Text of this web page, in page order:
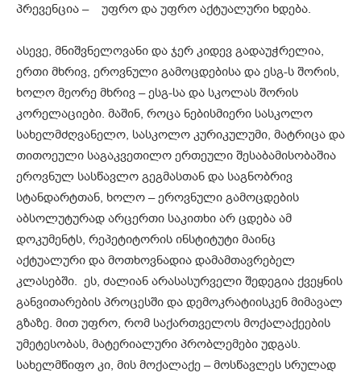
პრევენცია – უფრო და უფრო აქტუალური ხდება.
ასევე, მნიშვნელოვანი და ჯერ კიდევ გადაუჭრელია,
ერთი მხრივ, ეროვნული გამოცდებისა და ესგ-ს შორის,
ხოლო მეორე მხრივ – ესგ-სა და სკოლას შორის
კორელაციები. მაშინ, როცა ნებისმიერი სასკოლო
სახელმძღვანელო, სასკოლო კურიკულუმი, მატრიცა და
თითოეული საგაკვეთილო ერთეული შესაბამისობაშია
ეროვნულ სასწავლო გეგმასთან და საგნობრივ
სტანდარტთან, ხოლო – ეროვნული გამოცდების
აბსოლუტურად არცერთი საკითხი არ ცდება ამ
დოკუმენტს, რეპეტიტორის ინსტიტუტი მაინც
აქტუალური და მოთხოვნადია დამამთავრებელ
კლასებში. ეს, ძალიან არასასურველი შედეგია ქვეყნის
განვითარების პროცესში და დემოკრატიისკენ მიმავალ
გზაზე. მით უფრო, რომ საქართველოს მოქალაქეების
უმეტესობას, მატერიალური პრობლემები უდგას.
სახელმწიფო კი, მის მოქალაქე – მოსწავლეს სრულად